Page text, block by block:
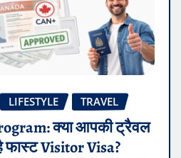
LIFESTYLE TRAVEL
क्या आपकी ट्रैवल
फास्ट Visitor Visa?